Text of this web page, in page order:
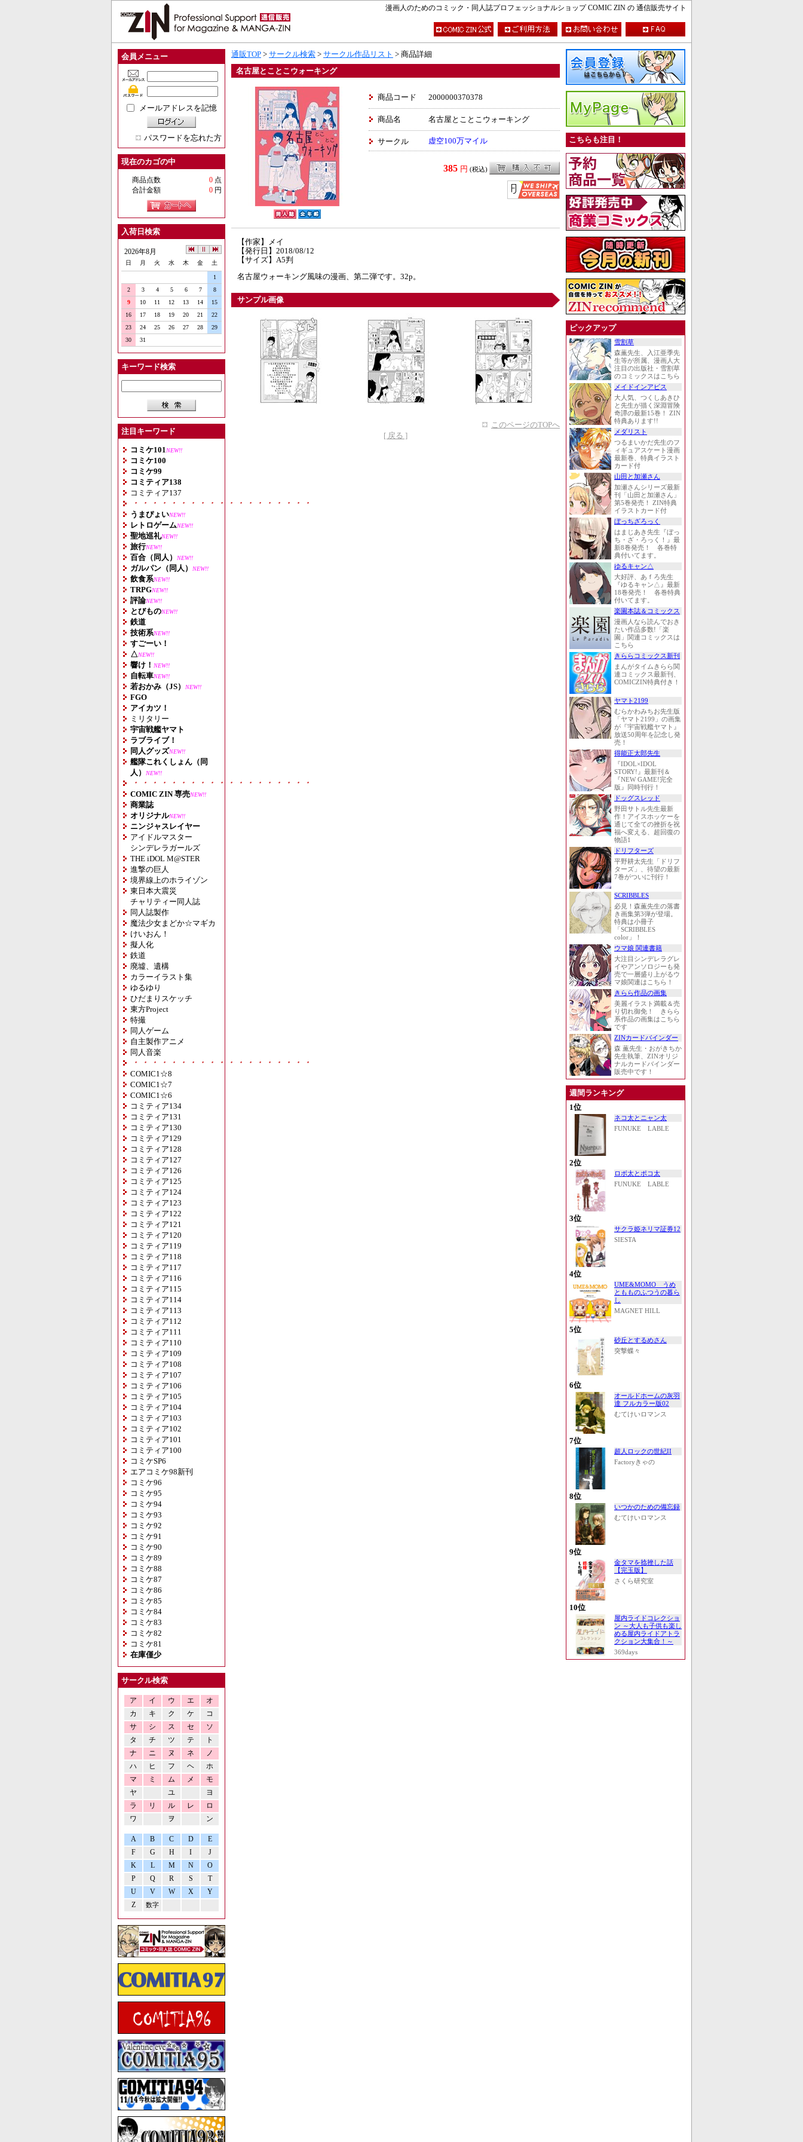
漫画人のためのコミック・同人誌プロフェッショナルショップ COMIC ZIN の 通信販売サイト
会員メニュー
メールアドレスを記憶
パスワードを忘れた方
現在のカゴの中
商品点数 0 点
合計金額
0 円
入荷日検索
2026年8月
日 月 火 水 木 金 土
1
2
3 4 5 6 7
8
9
10 11 12 13 14
15
16
17 18 19 20 21
22
23
24 25 26 27 28
29
30
31
キーワード検索
注目キーワード
コミケ101 NEW!!
コミケ100
コミケ99
コミティア138
コミティア137
・・・・・・・・・・・・・・・・・・・
うまぴょいNEW!!
レトロゲームNEW!!
聖地巡礼NEW!!
旅行NEW!!
百合（同人） NEW!!
ガルパン（同人） NEW!!
飲食系NEW!!
TRPGNEW!!
評論NEW!!
とびものNEW!!
鉄道
技術系NEW!!
すごーい！
△NEW!!
響け！ NEW!!
自転車NEW!!
若おかみ（JS） NEW!!
FGO
アイカツ！
ミリタリー
宇宙戦艦ヤマト
ラブライブ！
同人グッズNEW!!
艦隊これくしょん（同
人）
NEW!!
・・・・・・・・・・・・・・・・・・・
COMIC ZIN 専売NEW!!
商業誌
オリジナルNEW!!
ニンジャスレイヤー
アイドルマスター
シンデレラガールズ
THE iDOL M@STER
進撃の巨人
境界線上のホライゾン
東日本大震災
チャリティー同人誌
同人誌製作
魔法少女まどか☆マギカ
けいおん！
擬人化
鉄道
廃墟、遺構
カラーイラスト集
ゆるゆり
ひだまりスケッチ
東方Project
特撮
同人ゲーム
自主製作アニメ
同人音楽
・・・・・・・・・・・・・・・・・・・
COMIC1☆8
COMIC1☆7
COMIC1☆6
コミティア134
コミティア131
コミティア130
コミティア129
コミティア128
コミティア127
コミティア126
コミティア125
コミティア124
コミティア123
コミティア122
コミティア121
コミティア120
コミティア119
コミティア118
コミティア117
コミティア116
コミティア115
コミティア114
コミティア113
コミティア112
コミティア111
コミティア110
コミティア109
コミティア108
コミティア107
コミティア106
コミティア105
コミティア104
コミティア103
コミティア102
コミティア101
コミティア100
コミケSP6
エアコミケ98新刊
コミケ96
コミケ95
コミケ94
コミケ93
コミケ92
コミケ91
コミケ90
コミケ89
コミケ88
コミケ87
コミケ86
コミケ85
コミケ84
コミケ83
コミケ82
コミケ81
在庫僅少
サークル検索
ア イ ウ エ
オ
カ
キ ク ケ
コ
サ
シ ス セ
ソ
タ
チ ツ テ
ト
ナ
ニ ヌ ネ
ノ
ハ
ヒ フ ヘ
ホ
マ
ミ ム メ
モ
ヤ
ユ
ヨ
ラ
リ ル レ
ロ
ワ
ヲ ン
A B C D
E
F
G H I
J
K
L M N
O
P
Q R S
T
U
V W X
Y
Z
数字
通販TOP > サークル検索 > サークル作品リスト > 商品詳細
名古屋とことこウォーキング
商品コード 2000000370378
商品名 名古屋とことこウォーキング
サークル 虚空100万マイル
385 円 (税込)
【作家】メイ
【発行日】2018/08/12
【サイズ】A5判
名古屋ウォーキング風味の漫画、第二弾です。32p。
サンプル画像
このページのTOPへ
[ 戻る ]
こちらも注目！
ピックアップ
雪割草
森薫先生、入江亜季先
生等が所属、漫画人大
注目の出版社・雪割草
のコミックスはこちら
メイドインアビス
大人気、つくしあきひ
と先生が描く深淵冒険
奇譚の最新15巻！ ZIN
特典あります!!
メダリスト
つるまいかだ先生のフ
ィギュアスケート漫画
最新巻、特典イラスト
カード付
山田と加瀬さん
加瀬さんシリーズ最新
刊「山田と加瀬さん」
第5巻発売！ ZIN特典
イラストカード付
ぼっちざろっく
はまじあき先生『ぼっ
ち・ざ・ろっく！』最
新8巻発売！ 各巻特
典付いてます。
ゆるキャン△
大好評、あｆろ先生
『ゆるキャン△』最新
18巻発売！ 各巻特典
付いてます。
楽園本誌＆コミックス
漫画人なら読んでおき
たい作品多数!「楽
園」関連コミックスは
こちら
きららコミックス新刊
まんがタイムきらら関
連コミックス最新刊、
COMICZIN特典付き！
ヤマト2199
むらかわみちお先生版
「ヤマト2199」の画集
が『宇宙戦艦ヤマト』
放送50周年を記念し発
売！
得能正太郎先生
『IDOL×IDOL
STORY!』最新刊＆
『NEW GAME!完全
版』同時刊行！
ドッグスレッド
野田サトル先生最新
作！アイスホッケーを
通じて全ての挫折を祝
福へ変える、超回復の
物語1
ドリフターズ
平野耕太先生「ドリフ
ターズ」、待望の最新
7巻がついに刊行！
SCRIBBLES
必見！森薫先生の落書
き画集第3弾が登場。
特典は小冊子
「SCRIBBLES
color」！
ウマ娘 関連書籍
大注目シンデレラグレ
イやアンソロジーも発
売で一層盛り上がるウ
マ娘関連はこちら！
きらら作品の画集
美麗イラスト満載＆売
り切れ御免！ きらら
系作品の画集はこちら
です
ZINカードバインダー
森 薫先生・おがきちか
先生執筆、ZINオリジ
ナルカードバインダー
販売中です！
週間ランキング
1位
ネコ太とニャン太
FUNUKE LABLE
2位
ロボ太とポコ太
FUNUKE LABLE
3位
サクラ姫ネリマ証券12
SIESTA
4位
UME&MOMO うめ
ともものふつうの暮ら
し
MAGNET HILL
5位
砂丘とするめさん
突撃蝶々
6位
オールドホームの灰羽
達 フルカラー版02
むてけいロマンス
7位
超人ロックの世紀II
Factoryきゃの
8位
いつかのための備忘録
むてけいロマンス
9位
金タマを捻挫した話
【完玉版】
さくら研究室
10位
屋内ライドコレクショ
ン ～大人も子供も楽し
める屋内ライドアトラ
クション大集合！～
369days